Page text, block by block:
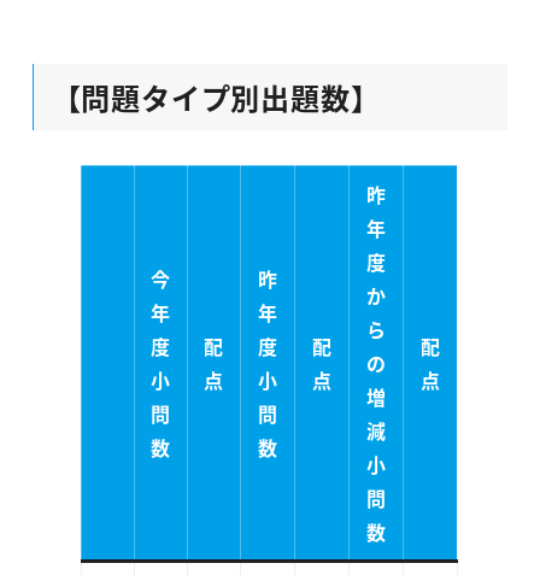
【問題タイプ別出題数】
今
年
度
小
問
数
配
点
昨
年
度
小
問
数
配
点
昨
年
度
か
ら
の
増
減
小
問
数
配
点